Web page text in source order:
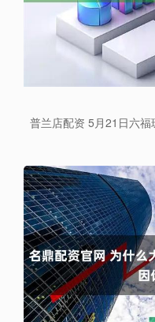
普兰店配资 5月21日六